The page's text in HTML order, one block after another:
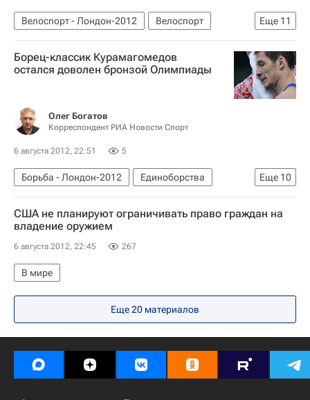
Еще 11
Велоспорт - Лондон-2012
Велоспорт
Мультимедийный спортивный пакет
Олимпийские игры
Спорт
Сборная России - Лондон-2012
Лондон-2012: велотрек, омниум (женщины)
Летние Олимпийские игры 2012
Сборная России по велоспорту
Евгения Аугустинас
Борец-классик Курамагомедов
остался доволен бронзой Олимпиады
Олег Богатов
Корреспондент РИА Новости Спорт
6 августа 2012, 22:51 5
Еще 10
Борьба - Лондон-2012
Единоборства
Спорт
Олимпийские игры
Лондон-2012
Новости - Лондон-2012
Сборная России - Лондон-2012
Летние Олимпийские игры 2012
Сборная России по борьбе
Заур Курамагомедов
США не планируют ограничивать право граждан на
владение оружием
6 августа 2012, 22:45 267
В мире
Еще 20 материалов